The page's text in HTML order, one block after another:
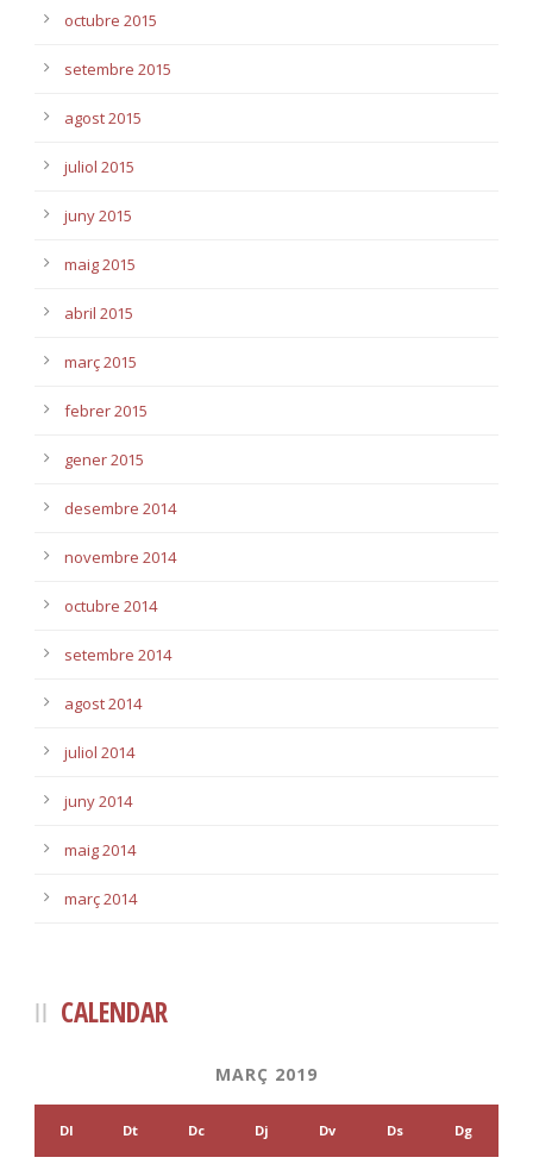
octubre 2015
setembre 2015
agost 2015
juliol 2015
juny 2015
maig 2015
abril 2015
març 2015
febrer 2015
gener 2015
desembre 2014
novembre 2014
octubre 2014
setembre 2014
agost 2014
juliol 2014
juny 2014
maig 2014
març 2014
CALENDAR
MARÇ 2019
Dl Dt Dc Dj Dv Ds Dg